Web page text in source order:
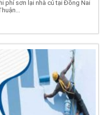
phí sơn lại nhà củ tại Đồng Nai